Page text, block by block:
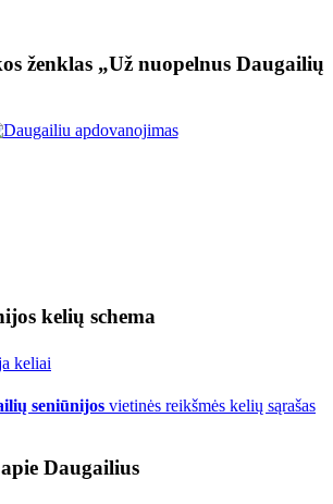
ženklas „Už nuopelnus Daugailių
kelių schema
seniūnijos vietinės reikšmės kelių sąrašas
Daugailius